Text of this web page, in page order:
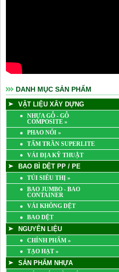
DANH MỤC SẢN PHẨM
VẬT LIỆU XÂY DỰNG
NHỰA GỖ - GỖ
COMPOSITE »
PHAO NỔI »
TẤM TRẦN SUPERLITE
VẢI ĐỊA KỸ THUẬT
BAO BÌ DỆT PP / PE
TÚI SIÊU THỊ »
BAO JUMBO - BAO
CONTAINER
VẢI KHÔNG DỆT
BAO DỆT
NGUYÊN LIỆU
CHÍNH PHẨM »
TẠO HẠT »
SẢN PHẨM NHỰA